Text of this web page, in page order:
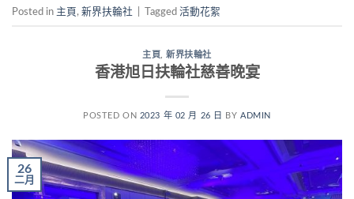
Posted in 主頁 , 新界扶輪社 Tagged 活動花絮
主頁 ,新界扶輪社
香港旭日扶輪社慈善晚宴
POSTED ON 2023 年 02 月 26 日 BY ADMIN
26
二月